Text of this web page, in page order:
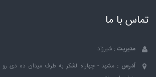
تماس با ما
مدیریت : شیرزاد
آدرس : مشهد - چهاراه لشکر به طرف میدان ده دی رو